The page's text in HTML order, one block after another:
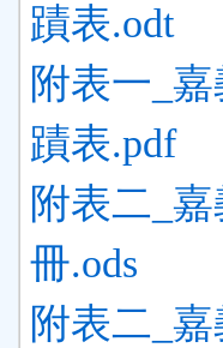
蹟表.odt
附表一_
蹟表.pdf
附表二_
冊.ods
附表二_